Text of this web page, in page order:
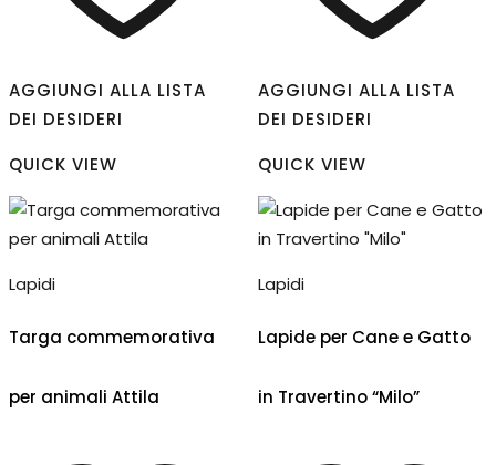
AGGIUNGI ALLA LISTA
DEI DESIDERI
QUICK VIEW
Lapidi
Targa commemorativa
per animali Attila
AGGIUNGI ALLA LISTA
DEI DESIDERI
QUICK VIEW
Lapidi
Lapide per Cane e Gatto
in Travertino “Milo”